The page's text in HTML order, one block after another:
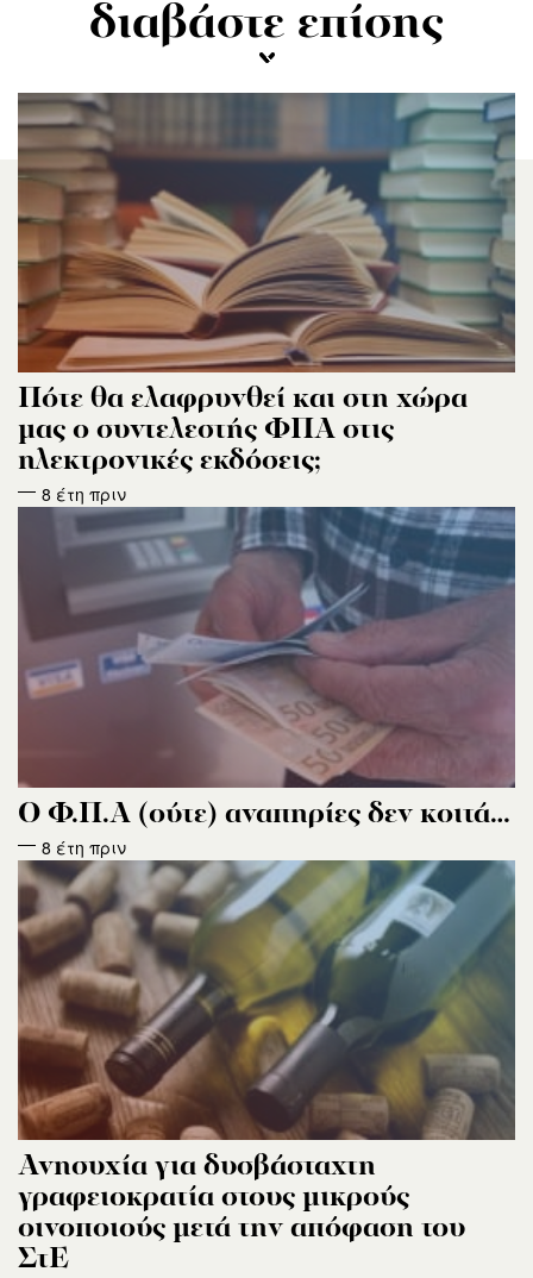
διαβάστε επίσης
Πότε θα ελαφρυνθεί και στη χώρα
μας ο συντελεστής ΦΠΑ στις
ηλεκτρονικές εκδόσεις;
8 έτη πριν
Ο Φ.Π.Α (ούτε) αναπηρίες δεν κοιτά…
8 έτη πριν
Ανησυχία για δυσβάσταχτη
γραφειοκρατία στους μικρούς
οινοποιούς μετά την απόφαση του
ΣτΕ